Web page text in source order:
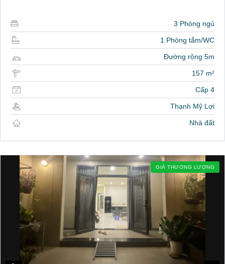
3 Phòng ngủ
1 Phòng tắm/WC
Đường rộng 5m
157 m²
Cấp 4
Thạnh Mỹ Lợi
Nhà đất
GIÁ THƯƠNG LƯỢNG